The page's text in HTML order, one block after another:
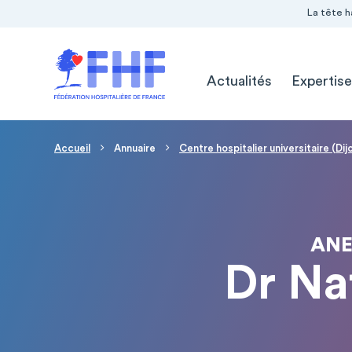
La tête
Actualités
Fil d'Ariane
Accueil Annuaire Centre hospitalier universitaire
Dr